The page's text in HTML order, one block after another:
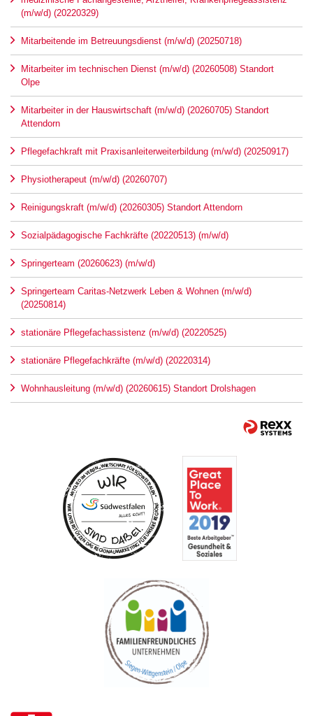
(m/w/d) (20220329)
Mitarbeitende im Betreuungsdienst (m/w/d) (20250718)
Mitarbeiter im technischen Dienst (m/w/d) (20260508) Standort
Olpe
Mitarbeiter in der Hauswirtschaft (m/w/d) (20260705) Standort
Attendorn
Pflegefachkraft mit Praxisanleiterweiterbildung (m/w/d) (20250917)
Physiotherapeut (m/w/d) (20260707)
Reinigungskraft (m/w/d) (20260305) Standort Attendorn
Sozialpädagogische Fachkräfte (20220513) (m/w/d)
Springerteam (20260623) (m/w/d)
Springerteam Caritas-Netzwerk Leben & Wohnen (m/w/d)
(20250814)
stationäre Pflegefachassistenz (m/w/d) (20220525)
stationäre Pflegefachkräfte (m/w/d) (20220314)
Wohnhausleitung (m/w/d) (20260615) Standort Drolshagen